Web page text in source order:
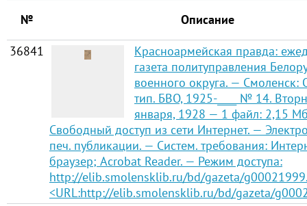
№
Описание
36841
Красноармейская правда:
газета политуправления
военного округа. — Смоленск:
тип. БВО, 1925-____ № 14.
января, 1928 — 1 файл: 2,15
Свободный доступ из сети Интернет. —
печ. публикации. — Систем. требования:
браузер; Acrobat Reader. — Режим доступа:
http://elib.smolensklib.ru/bd/gazeta/
<URL:http://elib.smolensklib.ru/bd/gazeta/